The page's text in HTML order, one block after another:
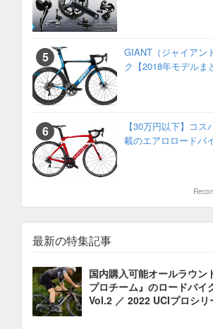
GIANT（ジャイアン
ク【2018年モデルま
【30万円以下】コ
載のエアロロードバ
最新の特集記事
国内購入可能オールラウン
プロチーム』のロードバイ
Vol.2 ／ 2022 UCIプロシリ